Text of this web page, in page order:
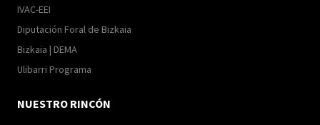
IVAC-EEI
Diputación Foral de Bizkaia
Bizkaia | DEMA
Ulibarri Programa
NUESTRO RINCÓN